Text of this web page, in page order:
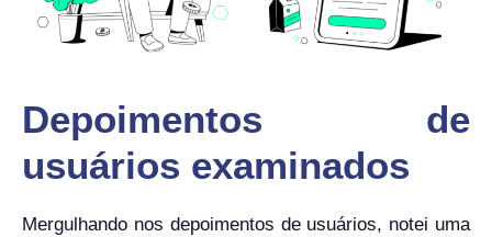
Depoimentos de
usuários examinados
Mergulhando nos depoimentos de usuários, notei uma